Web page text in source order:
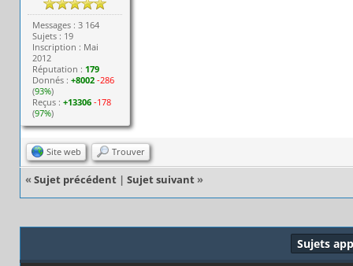
Messages : 3 164
Sujets : 19
Inscription : Mai
2012
Réputation : 179
Donnés :+8002 -286
(93%)
Reçus :+13306 -178
(97%)
Site web Trouver
« Sujet précédent | Sujet suivant »
Sujets